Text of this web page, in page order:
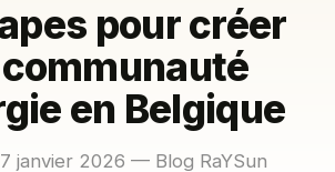
pour créer
en Belgique
janvier 2026 — Blog RaYSun